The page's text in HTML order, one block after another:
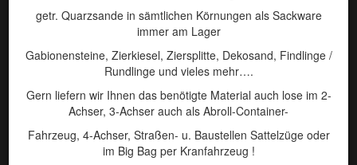
Nachricht*
getr. Quarzsande in sämtlichen Körnungen als Sackware
immer am Lager
Gabionensteine, Zierkiesel, Ziersplitte, Dekosand, Findlinge /
Rundlinge und vieles mehr….
Gern liefern wir Ihnen das benötigte Material auch lose im 2-
Achser, 3-Achser auch als Abroll-Container-
Fahrzeug, 4-Achser, Straßen- u. Baustellen Sattelzüge oder
im Big Bag per Kranfahrzeug !